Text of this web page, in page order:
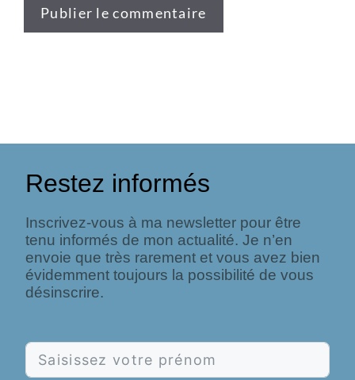
Restez informés
Inscrivez-vous à ma newsletter pour être
tenu informés de mon actualité. Je n’en
envoie que très rarement et vous avez bien
évidemment toujours la possibilité de vous
désinscrire.